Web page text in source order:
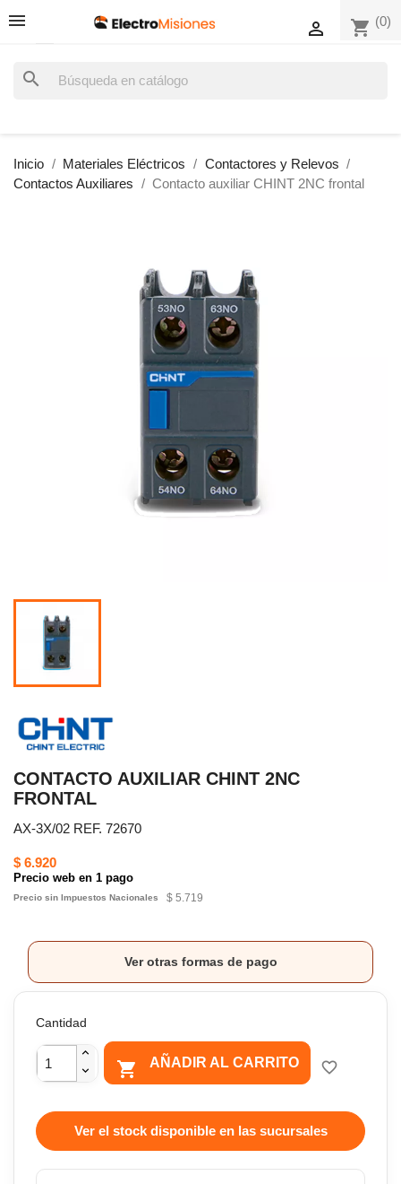
shopping_cart (0)

search
Inicio Materiales Eléctricos
Contactores y Relevos
Contactos Auxiliares
Contacto auxiliar CHINT 2NC frontal
CONTACTO AUXILIAR CHINT 2NC
FRONTAL
AX-3X/02 REF. 72670
$ 6.920
Precio web en 1 pago
Precio sin Impuestos Nacionales $ 5.719
Ver otras formas de pago
Cantidad
 AÑADIR AL CARRITO favorite_border
Ver el stock disponible en las sucursales